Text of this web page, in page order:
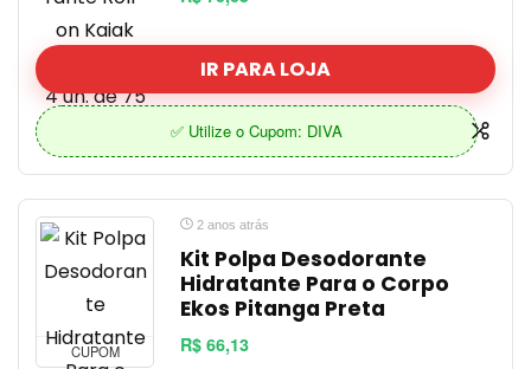
IR PARA LOJA
✅ Utilize o Cupom: DIVA
CUPOM
2 anos atrás
Kit Polpa Desodorante
Hidratante Para o Corpo
Ekos Pitanga Preta
R$ 66,13